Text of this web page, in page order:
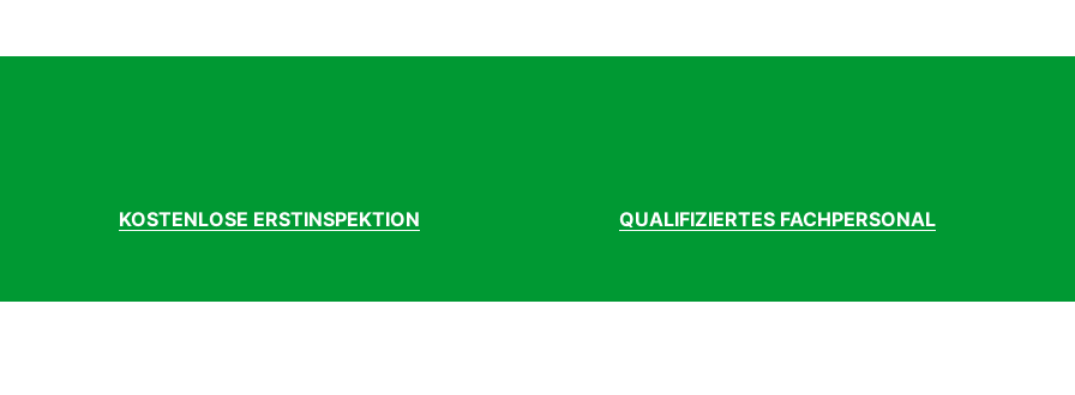
KOSTENLOSE ERSTINSPEKTION QUALIFIZIERTES FACHPERSONAL